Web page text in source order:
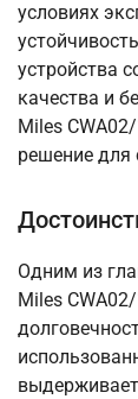
условиях
устройства
качества и
Miles
решение для
Одним из
Miles